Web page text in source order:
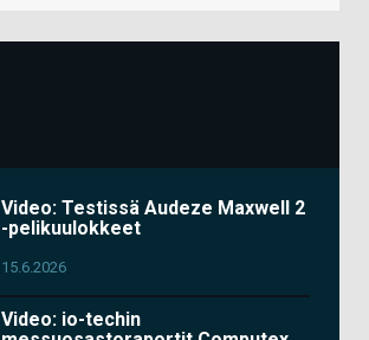
Video: Testissä Audeze Maxwell 2
-pelikuulokkeet
15.6.2026
Video: io-techin